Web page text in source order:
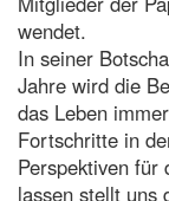
wendet.
In seiner
Jahre wird die
das Leben
Fortschritte in
Perspektiven für
lassen stellt uns